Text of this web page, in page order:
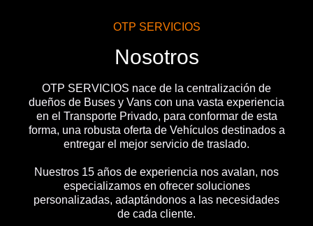
OTP SERVICIOS
Nosotros
OTP SERVICIOS nace de la centralización de
dueños de Buses y Vans con una vasta experiencia
en el Transporte Privado, para conformar de esta
forma, una robusta oferta de Vehículos destinados a
entregar el mejor servicio de traslado.
Nuestros 15 años de experiencia nos avalan, nos
especializamos en ofrecer soluciones
personalizadas, adaptándonos a las necesidades
de cada cliente.